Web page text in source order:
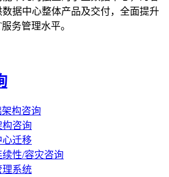
数据中心整体产品及交付，全面提升
务管理水平。
构咨询
构咨询
心迁移
续性/容灾咨询
理系统